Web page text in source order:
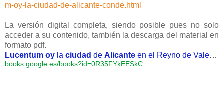
m-oy-la-ciudad-de-alicante-conde.html
La versión digital completa, siendo posible pues no solo
acceder a su contenido, también la descarga del material en
formato pdf.
Lucentum oy la ciudad de Alicante en el Reyno de Valencia: ... - Página i - Resultado de la Búsqueda de libros de Google
books.google.es/books?id=0R35FYkEESkC